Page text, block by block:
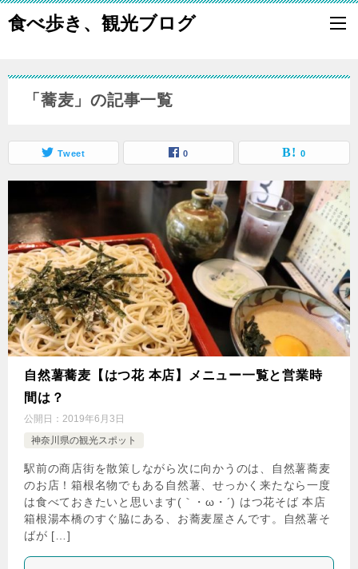
食べ歩き、観光ブログ
「蕎麦」の記事一覧
Tweet 0 0
自然薯蕎麦【はつ花 本店】メニュー一覧と営業時
間は？
公開日： 2019年6月3日
神奈川県の観光スポット
駅前の商店街を散策しながら次に向かうのは、自然薯蕎麦
のお店！箱根名物でもある自然薯、せっかく来たなら一度
は食べておきたいと思います(｀・ω・´) はつ花そば 本店
箱根湯本橋のすぐ脇にある、お蕎麦屋さんです。自然薯そ
ばが […]